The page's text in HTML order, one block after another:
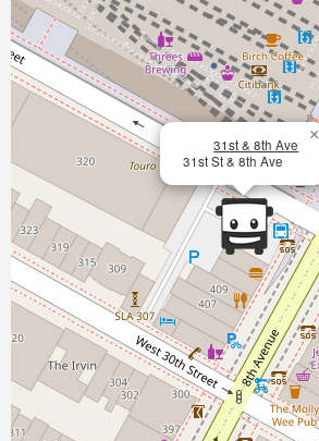
31st & 8th Ave
31st St & 8th Ave
×